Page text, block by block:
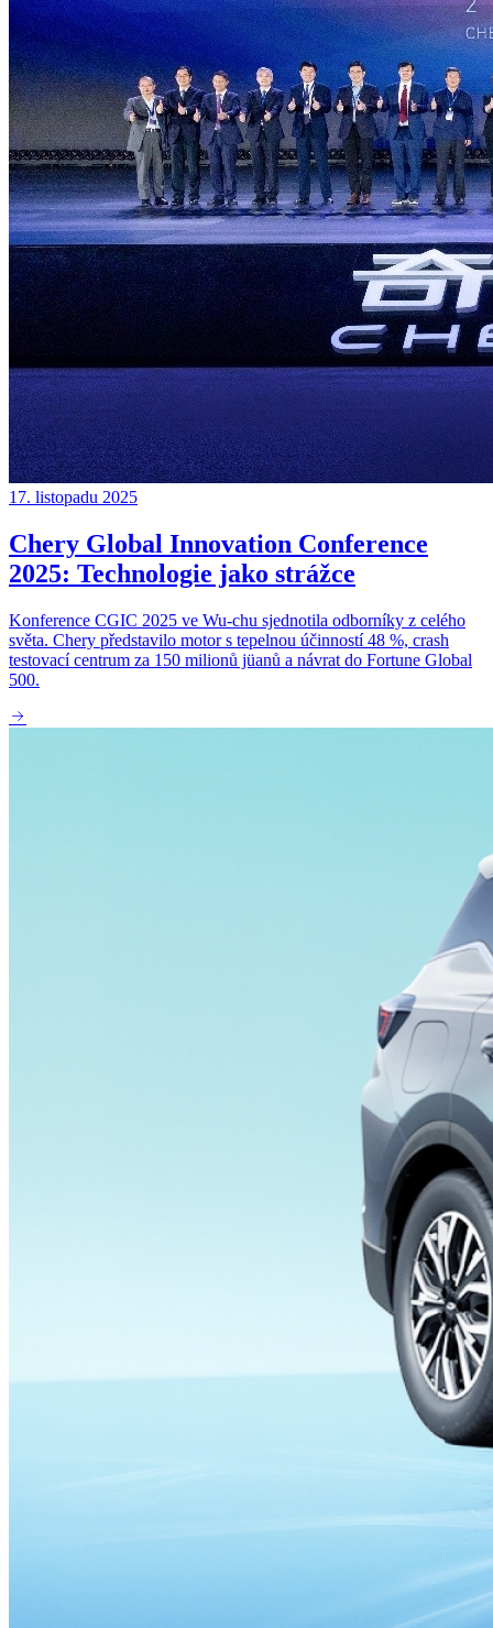
17. listopadu 2025
Chery Global Innovation Conference
2025: Technologie jako strážce
Konference CGIC 2025 ve Wu-chu sjednotila odborníky z celého
světa. Chery představilo motor s tepelnou účinností 48 %, crash
testovací centrum za 150 milionů jüanů a návrat do Fortune Global
500.